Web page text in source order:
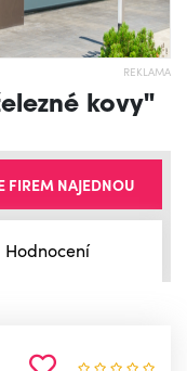
REKLAMA
kovy"
Hodnocení
FIREM NAJEDNOU